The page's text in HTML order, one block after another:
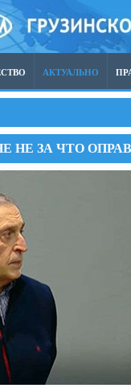
АКТУАЛЬНО
НЕ ЗА ЧТО